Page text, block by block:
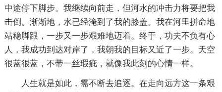
中途停下脚步。我继续向前走，但河水的冲击力将要把我
击倒。渐渐地，水已经淹到了我的膝盖。我在河里拼命地
站稳脚跟，一步又一步艰难地迈着。终于，功夫不负有心
人，我成功到达对岸了，我朝我的目标又近了一步。天空
很蓝很蓝，不带一丝瑕疵，就像我此刻的心情一样。
人生就是如此，需不断去追逐。在走向远方这一条艰